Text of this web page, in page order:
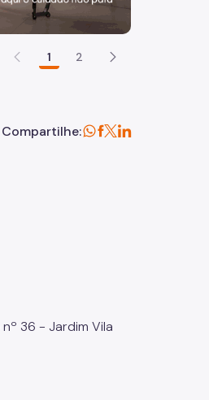
1 2
Compartilhe:
36 - Jardim Vila